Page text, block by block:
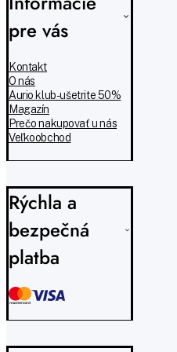
pre vás
Kontakt
O nás
Aurio klub - ušetrite 50%
Magazín
Prečo nakupovať u nás
Veľkoobchod
Rýchla a
bezpečná
platba